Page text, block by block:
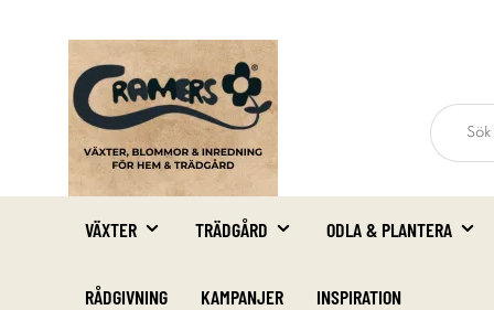
VÄXTER TRÄDGÅRD ODLA & PLANTERA
RÅDGIVNING KAMPANJER INSPIRATION